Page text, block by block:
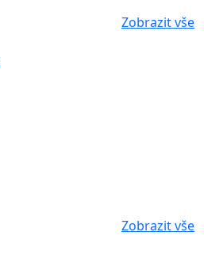
Zobrazit vše
Zobrazit vše